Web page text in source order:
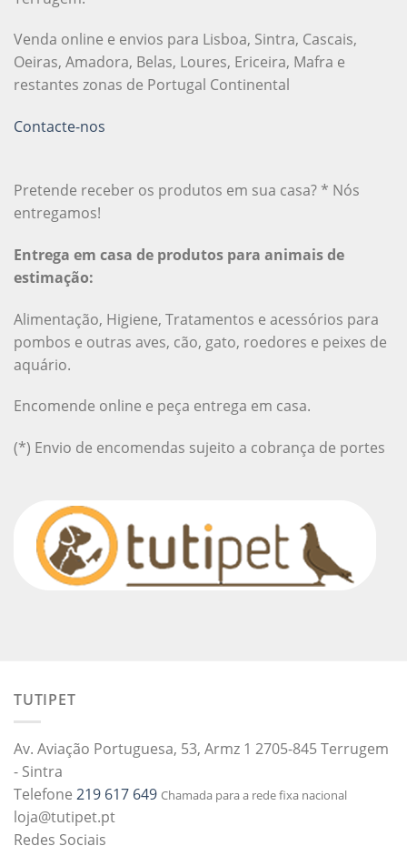
Venda online e envios para Lisboa, Sintra, Cascais,
Oeiras, Amadora, Belas, Loures, Ericeira, Mafra e
restantes zonas de Portugal Continental
Contacte-nos
Pretende receber os produtos em sua casa? * Nós
entregamos!
Entrega em casa de produtos para animais de
estimação:
Alimentação, Higiene, Tratamentos e acessórios para
pombos e outras aves, cão, gato, roedores e peixes de
aquário.
Encomende online e peça entrega em casa.
(*) Envio de encomendas sujeito a cobrança de portes
TUTIPET
Av. Aviação Portuguesa, 53, Armz 1 2705-845 Terrugem
- Sintra
Telefone 219 617 649 Chamada para a rede fixa nacional
loja@tutipet.pt
Redes Sociais